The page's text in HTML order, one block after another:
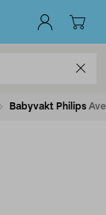
Babyvakt Philips